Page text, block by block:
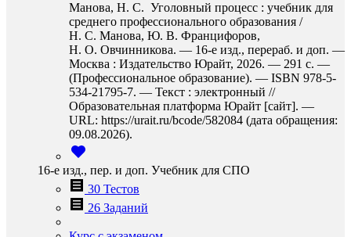
Манова, Н. С. Уголовный процесс : учебник для
среднего профессионального образования /
Н. С. Манова, Ю. В. Францифоров,
Н. О. Овчинникова. — 16-е изд., перераб. и доп. —
Москва : Издательство Юрайт, 2026. — 291 с. —
(Профессиональное образование). — ISBN 978-5-
534-21795-7. — Текст : электронный //
Образовательная платформа Юрайт [сайт]. —
URL: https://urait.ru/bcode/582084 (дата обращения:
09.08.2026).
16-е изд., пер. и доп. Учебник для СПО
30 Тестов
26 Заданий